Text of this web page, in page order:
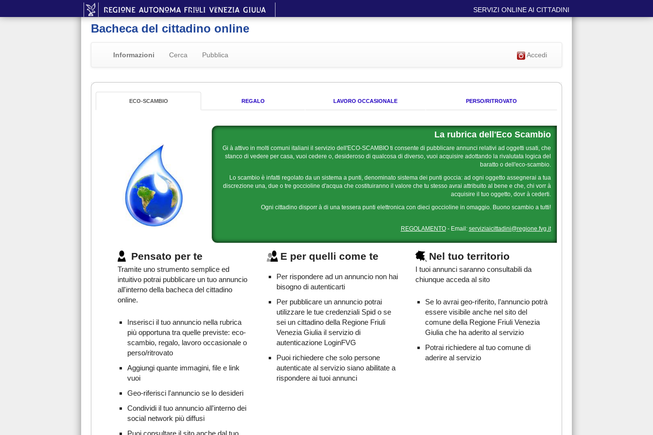
SERVIZI ONLINE AI CITTADINI
Bacheca del cittadino online
Informazioni Cerca Pubblica Accedi
ECO-SCAMBIO REGALO LAVORO OCCASIONALE PERSO/RITROVATO
La rubrica dell'Eco Scambio
Gi à attivo in molti comuni italiani il servizio dell'ECO-SCAMBIO ti consente di pubblicare annunci relativi ad oggetti usati, che
stanco di vedere per casa, vuoi cedere o, desideroso di qualcosa di diverso, vuoi acquisire adottando la rivalutata logica del
baratto o dell'eco-scambio.
Lo scambio è infatti regolato da un sistema a punti, denominato sistema dei punti goccia: ad ogni oggetto assegnerai a tua
discrezione una, due o tre goccioline d'acqua che costituiranno il valore che tu stesso avrai attribuito al bene e che, chi vorr à
acquisire il tuo oggetto, dovr à cederti.
Ogni cittadino disporr à di una tessera punti elettronica con dieci goccioline in omaggio. Buono scambio a tutti!
REGOLAMENTO- Email: serviziaicittadini@regione.fvg.it
Pensato per te
Tramite uno strumento semplice ed
intuitivo potrai pubblicare un tuo annuncio
all'interno della bacheca del cittadino
online.
Inserisci il tuo annuncio nella rubrica
più opportuna tra quelle previste: eco-
scambio, regalo, lavoro occasionale o
perso/ritrovato
Aggiungi quante immagini, file e link
vuoi
Geo-riferisci l'annuncio se lo desideri
Condividi il tuo annuncio all'interno dei
social network più diffusi
Puoi consultare il sito anche dal tuo
E per quelli come te
Per rispondere ad un annuncio non hai
bisogno di autenticarti
Per pubblicare un annuncio potrai
utilizzare le tue credenziali Spid o se
sei un cittadino della Regione Friuli
Venezia Giulia il servizio di
autenticazione LoginFVG
Puoi richiedere che solo persone
autenticate al servizio siano abilitate a
rispondere ai tuoi annunci
Nel tuo territorio
I tuoi annunci saranno consultabili da
chiunque acceda al sito
Se lo avrai geo-riferito, l’annuncio potrà
essere visibile anche nel sito del
comune della Regione Friuli Venezia
Giulia che ha aderito al servizio
Potrai richiedere al tuo comune di
aderire al servizio